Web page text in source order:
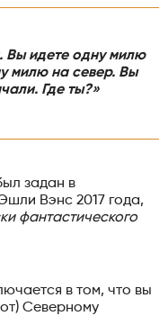
Вы идете одну милю
милю на север. Вы
Где ты?»
задан в
Вэнс 2017 года,
фантастического
в том, что вы
Северному